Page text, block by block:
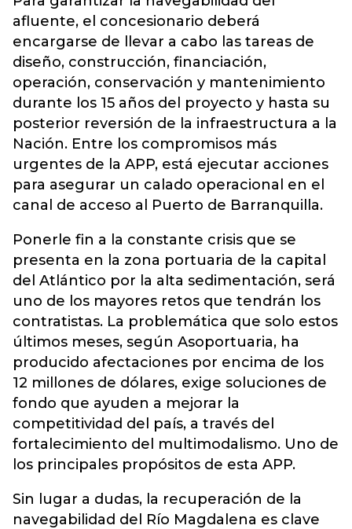
afluente, el concesionario deberá
encargarse de llevar a cabo las tareas de
diseño, construcción, financiación,
operación, conservación y mantenimiento
durante los 15 años del proyecto y hasta su
posterior reversión de la infraestructura a la
Nación. Entre los compromisos más
urgentes de la APP, está ejecutar acciones
para asegurar un calado operacional en el
canal de acceso al Puerto de Barranquilla.
Ponerle fin a la constante crisis que se
presenta en la zona portuaria de la capital
del Atlántico por la alta sedimentación, será
uno de los mayores retos que tendrán los
contratistas. La problemática que solo estos
últimos meses, según Asoportuaria, ha
producido afectaciones por encima de los
12 millones de dólares, exige soluciones de
fondo que ayuden a mejorar la
competitividad del país, a través del
fortalecimiento del multimodalismo. Uno de
los principales propósitos de esta APP.
Sin lugar a dudas, la recuperación de la
navegabilidad del Río Magdalena es clave